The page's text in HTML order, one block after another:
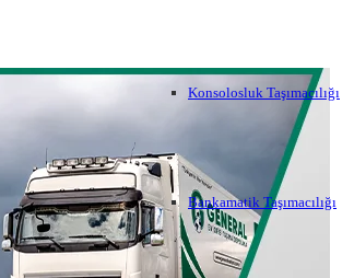
Konsolosluk Taşımacılığı
Bankamatik Taşımacılığı